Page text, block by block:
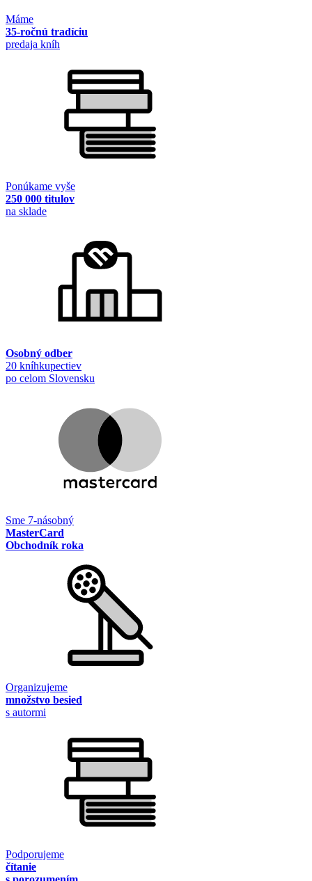
Máme
35-ročnú tradíciu
predaja kníh
Ponúkame vyše
250 000 titulov
na sklade
Osobný odber
20 kníhkupectiev
po celom Slovensku
Sme 7-násobný
MasterCard
Obchodník roka
Organizujeme
množstvo besied
s autormi
Podporujeme
čítanie